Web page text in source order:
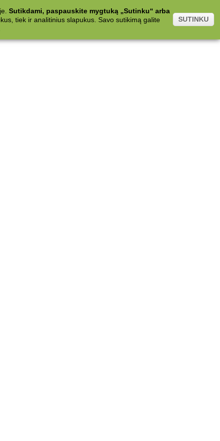
Sutikdami, paspauskite mygtuką „Sutinku“ arba
tiek ir analitinius slapukus. Savo sutikimą galite
SUTINKU